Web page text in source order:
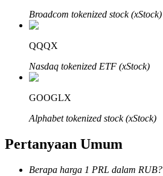
Afiliasi Bitrue
Hingga 65% Komisi!
Broadcom tokenized stock (xStock)
QQQX
Nasdaq tokenized ETF (xStock)
GOOGLX
Alphabet tokenized stock (xStock)
Pertanyaan Umum
Berapa harga 1 PRL dalam RUB?